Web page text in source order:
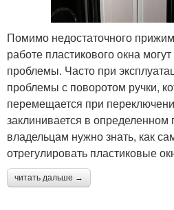
Помимо недостаточного
работе пластикового окна
проблемы. Часто при
проблемы с поворотом ручки,
перемещается при
заклинивается в
владельцам нужно знать, как
отрегулировать пластиковые
читать дальше →